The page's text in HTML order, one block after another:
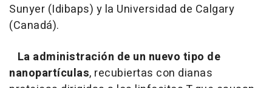
Sunyer (Idibaps) y la Universidad de Calgary
(Canadá).
La administración de un nuevo tipo de
nanopartículas, recubiertas con dianas